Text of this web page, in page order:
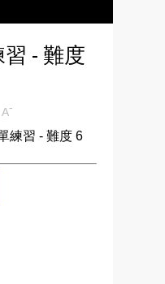
- 難度
A-
練習 - 難度 6